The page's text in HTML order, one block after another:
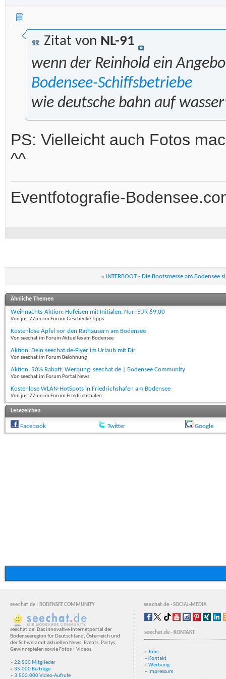
Zitat von NL-91
wenn der Reinhold ein
Bodensee-Schiffsbetriebe
wie deutsche bahn auf
PS: Vielleicht auch Fotos
^^
Eventfotografie-
« INTERBOOT - Die Bootsmesse am
Ähnliche Themen
Weihnachts-Aktion: Hufeisen mit Initialen. Nur: EUR 69,00
Von just77me im Forum Geschenke Tipps
Kostenlose Äpfel vor den Rathäusern am Bodensee
Von seechat im Forum Aktuelles am Bodensee
Aktion: Dein seechat.de-Flyer im Urlaub mit Dir
Von seechat im Forum Belohnung
Aktion: 50% Rabatt: Werbung: seechat.de | Bodensee Community
Von seechat im Forum Portal News
Kostenlose WLAN-HotSpots in Friedrichshafen am Bodensee
Von just77me im Forum Friedrichshafen
Lesezeichen
Facebook Twitter Google
seechat.de| BODENSEE COMMUNITY seechat.de - SOCIAL-MEDIA
seechat.de: Das innovative Internetportal der
Bodenseeregion für Deutschland, Österreich und
der Schweiz mit aktuellen News, Events, Partys,
Gewinnspielen sowie Fotos + Videos.
» 22.500 Mitglieder
» 35.000 Beiträge
» 3.500.000 Video-Aufrufe
seechat.de - KONTAKT
» Jobs
» Kontakt
» Werbung
» Impressum